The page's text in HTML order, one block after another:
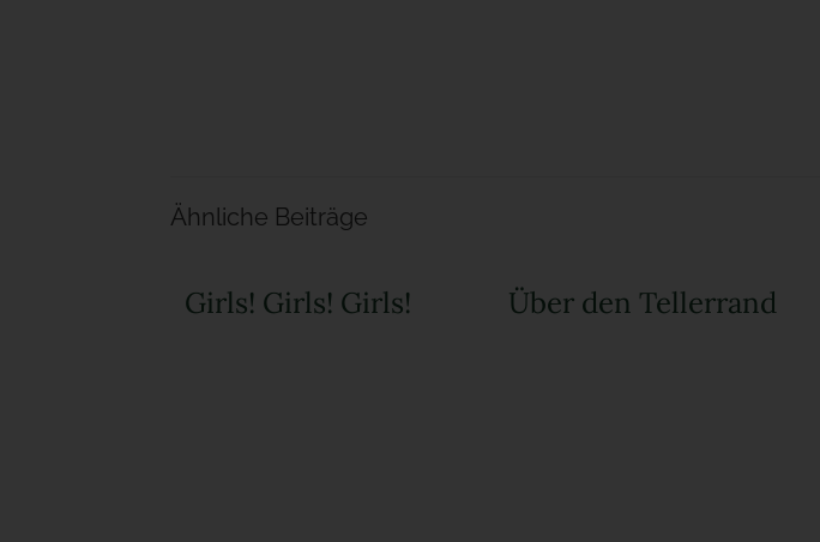
Ähnliche Beiträge
Girls! Girls! Girls! Über den Tellerrand